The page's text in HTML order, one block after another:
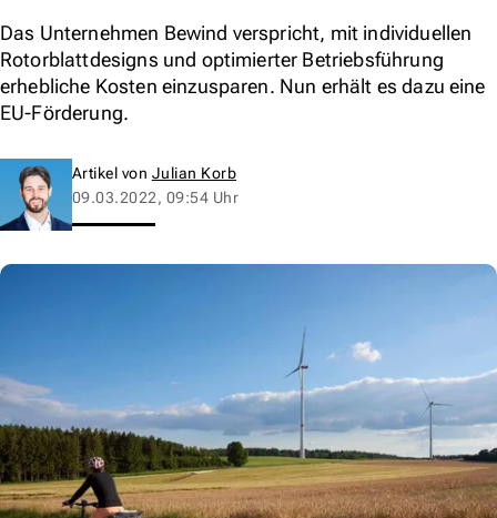
Das Unternehmen Bewind verspricht, mit individuellen
Rotorblattdesigns und optimierter Betriebsführung
erhebliche Kosten einzusparen. Nun erhält es dazu eine
EU-Förderung.
Artikel von Julian Korb
09.03.2022, 09:54 Uhr